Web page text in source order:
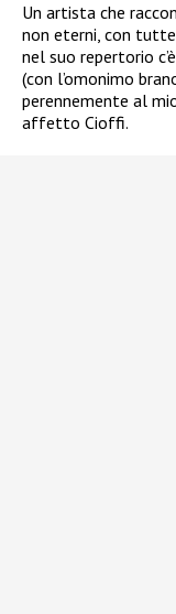
Un artista che
non eterni, con
nel suo repertorio
(con l’omonimo
perennemente al
affetto Cioffi.